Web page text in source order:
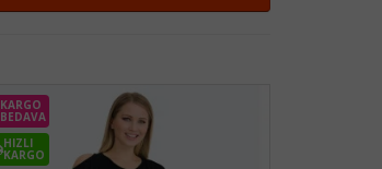
KARGO
BEDAVA
HIZLI
KARGO